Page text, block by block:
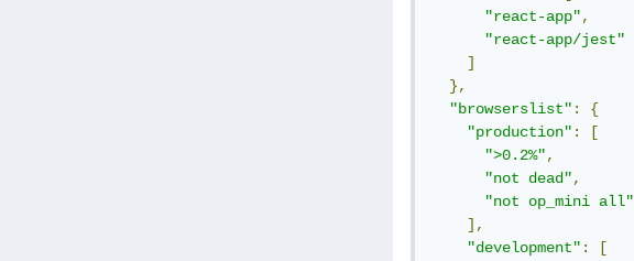
"react-app",
"react-app/jest"
]
},
"browserslist" :
{
"production" :
[
">0.2%",
"not dead",
"not op_mini all"
],
"development" :
[